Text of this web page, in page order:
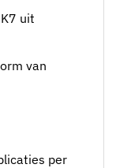
uit
van
per